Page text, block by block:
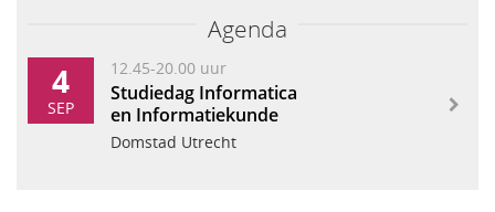
Agenda
4
SEP
12.45-20.00 uur
Studiedag Informatica
en Informatiekunde
Domstad Utrecht